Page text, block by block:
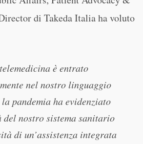
di Takeda Italia ha voluto
è entrato
nel nostro linguaggio
pandemia ha evidenziato
nostro sistema sanitario
di un’assistenza integrata